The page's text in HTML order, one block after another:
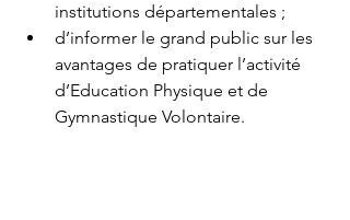
institutions départementales ;
d’informer le grand public sur les
avantages de pratiquer l’activité
d’Education Physique et de
Gymnastique Volontaire.